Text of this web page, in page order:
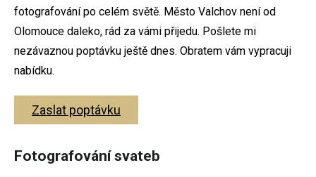
Fotografování párů
Rodinné fotografování
Firemní focení
fotografování po celém světě. Město Valchov není od
Olomouce daleko, rád za vámi přijedu. Pošlete mi
nezávaznou poptávku ještě dnes. Obratem vám vypracuji
nabídku.
Zaslat poptávku
Fotografování svateb